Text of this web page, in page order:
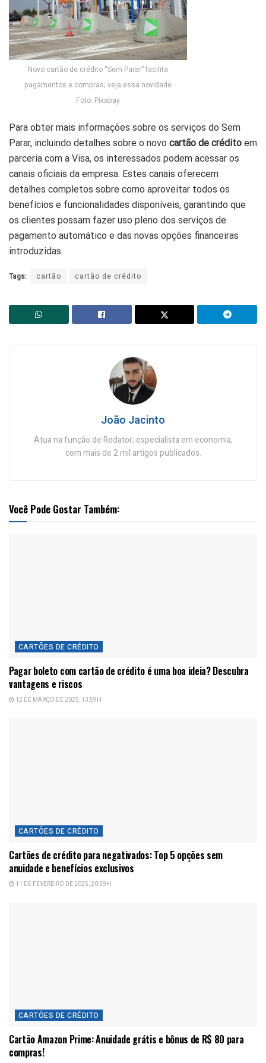
Novo cartão de crédito “Sem Parar” facilita
pagamentos e compras; veja essa novidade
Foto: Pixabay
Para obter mais informações sobre os serviços do Sem
Parar, incluindo detalhes sobre o novo cartão de crédito em
parceria com a Visa, os interessados podem acessar os
canais oficiais da empresa. Estes canais oferecem
detalhes completos sobre como aproveitar todos os
benefícios e funcionalidades disponíveis, garantindo que
os clientes possam fazer uso pleno dos serviços de
pagamento automático e das novas opções financeiras
introduzidas.
Tags: cartão cartão de crédito
João Jacinto
Atua na função de Redator, especialista em economia,
com mais de 2 mil artigos publicados.
Você Pode Gostar Também:
CARTÕES DE CRÉDITO
Pagar boleto com cartão de crédito é uma boa ideia? Descubra
vantagens e riscos
12 DE MARÇO DE 2025, 13:59H
CARTÕES DE CRÉDITO
Cartões de crédito para negativados: Top 5 opções sem
anuidade e benefícios exclusivos
11 DE FEVEREIRO DE 2025, 20:59H
CARTÕES DE CRÉDITO
Cartão Amazon Prime: Anuidade grátis e bônus de R$ 80 para
compras!